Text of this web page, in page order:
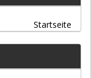
Startseite